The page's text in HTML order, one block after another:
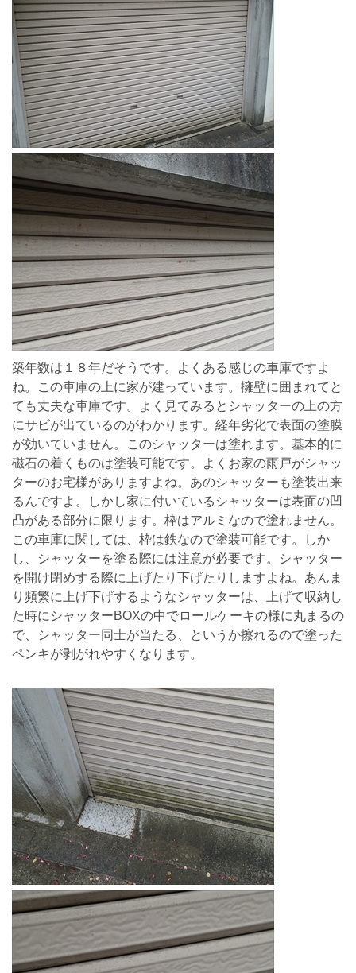
築年数は１８年だそうです。よくある感じの車庫ですよ
ね。この車庫の上に家が建っています。擁壁に囲まれてと
ても丈夫な車庫です。よく見てみるとシャッターの上の方
にサビが出ているのがわかります。経年劣化で表面の塗膜
が効いていません。このシャッターは塗れます。基本的に
磁石の着くものは塗装可能です。よくお家の雨戸がシャッ
ターのお宅様がありますよね。あのシャッターも塗装出来
るんですよ。しかし家に付いているシャッターは表面の凹
凸がある部分に限ります。枠はアルミなので塗れません。
この車庫に関しては、枠は鉄なので塗装可能です。しか
し、シャッターを塗る際には注意が必要です。シャッター
を開け閉めする際に上げたり下げたりしますよね。あんま
り頻繁に上げ下げするようなシャッターは、上げて収納し
た時にシャッターBOXの中でロールケーキの様に丸まるの
で、シャッター同士が当たる、というか擦れるので塗った
ペンキが剥がれやすくなります。